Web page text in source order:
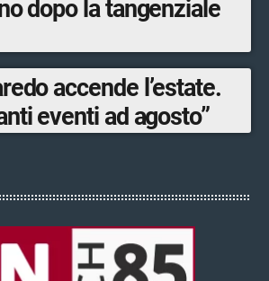
dopo la tangenziale
accende l’estate.
eventi ad agosto”